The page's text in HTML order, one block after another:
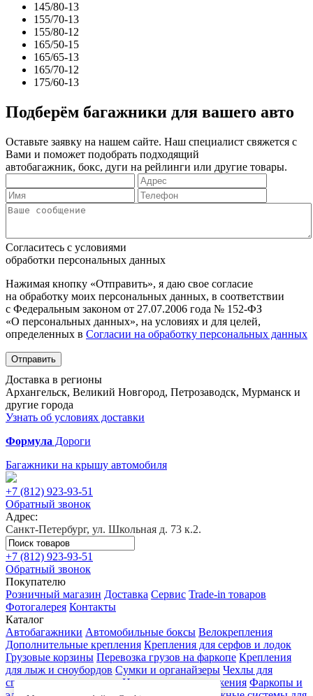
145/80-13
155/70-13
155/80-12
165/50-15
165/65-13
165/70-12
175/60-13
Подберём багажники для вашего авто
Оставьте заявку на нашем сайте. Наш специалист свяжется с
Вами и поможет подобрать подходящий
автобагажник, бокс, дуги на рейлинги или другие товары.
Согласитесь с условиями
обработки персональных данных
Нажимая кнопку «Отправить», я даю свое согласие
на обработку моих персональных данных, в соответствии
с Федеральным законом от 27.07.2006 года № 152-ФЗ
«О персональных данных», на условиях и для целей,
определенных в Согласии на обработку персональных данных
Отправить
Доставка в регионы
Архангельск, Великий Новгород, Петрозаводск, Мурманск и
другие города
Узнать об условиях доставки
Формула Дороги
Багажники на крышу автомобиля
+7 (812) 923-93-51
Обратный звонок
Адрес:
Санкт-Петербург, ул. Школьная д. 73 к.2.
+7 (812) 923-93-51
Обратный звонок
Покупателю
Розничный магазин Доставка Сервис Trade-in товаров
Фотогалерея Контакты
Каталог
Автобагажники Автомобильные боксы Велокрепления
Дополнительные крепления Крепления для серфов и лодок
Грузовые корзины Перевозка грузов на фаркопе Крепления
для лыж и сноубордов Сумки и органайзеры Чехлы для
спортивного инвентаря
Цепи противоскольжения Фаркопы и